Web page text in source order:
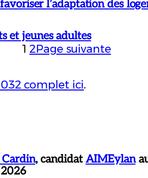
l’adaptation des
et jeunes adultes
1 2Page suivante
complet ici.
, candidatAIMEylan